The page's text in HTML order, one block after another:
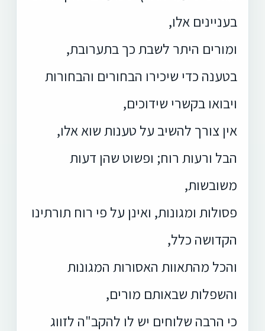
בעניינים אלו,
ומורים היתר לשבת כך בתערובת,
בטענה כדי שיכירו הבחורים והבחורות
ויבואו בקשרי שידוכים,
אין צורך להשיב על טענות שוא אלו,
הבל ורעות רוח; ופשוט שהן דעות
משובשות,
פסולות ומגונות, ואינן על פי רוח תורתינו
הקדושה כלל,
והכל מהתאוות האסורות המגונות
והשפלות שבאותם מורים,
כי הרבה שלוחים יש לו להקב"ה לזווג